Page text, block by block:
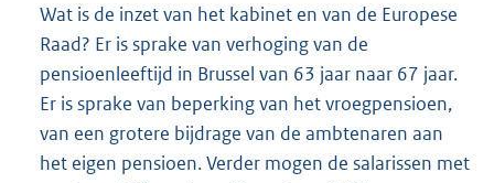
Wat is de inzet van het kabinet en van de Europese
Raad? Er is sprake van verhoging van de
pensioenleeftijd in Brussel van 63 jaar naar 67 jaar.
Er is sprake van beperking van het vroegpensioen,
van een grotere bijdrage van de ambtenaren aan
het eigen pensioen. Verder mogen de salarissen met